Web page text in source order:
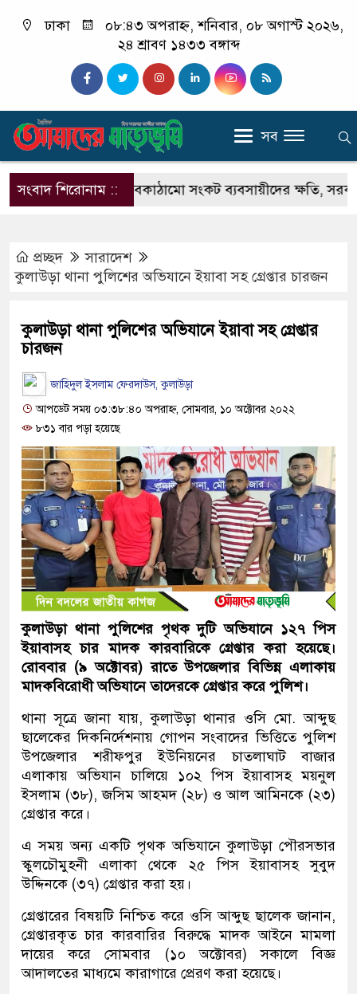
ঢাকা
০৮:৪৩ অপরাহ্ন, শনিবার, ০৮ অগাস্ট ২০২৬,
২৪ শ্রাবণ ১৪৩৩ বঙ্গাব্দ
সব
সংবাদ শিরোনাম ::
বন্দরে অবকাঠামো সংকট ব্যবসায়ীদের ক্ষতি, সরকারের
প্রচ্ছদ
সারাদেশ
কুলাউড়া থানা পুলিশের অভিযানে ইয়াবা সহ গ্রেপ্তার চারজন
কুলাউড়া থানা পুলিশের অভিযানে ইয়াবা সহ গ্রেপ্তার
চারজন
জাহিদুল ইসলাম ফেরদাউস, কুলাউড়া
আপডেট সময় ০৩:৩৮:৪০ অপরাহ্ন, সোমবার, ১০ অক্টোবর ২০২২
৮৩১ বার পড়া হয়েছে
কুলাউড়া থানা পুলিশের পৃথক দুটি অভিযানে ১২৭ পিস
ইয়াবাসহ চার মাদক কারবারিকে গ্রেপ্তার করা হয়েছে।
রোববার (৯ অক্টোবর) রাতে উপজেলার বিভিন্ন এলাকায়
মাদকবিরোধী অভিযানে তাদেরকে গ্রেপ্তার করে পুলিশ।
থানা সূত্রে জানা যায়, কুলাউড়া থানার ওসি মো. আব্দুছ
ছালেকের দিকনির্দেশনায় গোপন সংবাদের ভিত্তিতে পুলিশ
উপজেলার শরীফপুর ইউনিয়নের চাতলাঘাট বাজার
এলাকায় অভিযান চালিয়ে ১০২ পিস ইয়াবাসহ ময়নুল
ইসলাম (৩৮), জসিম আহমদ (২৮) ও আল আমিনকে (২৩)
গ্রেপ্তার করে।
এ সময় অন্য একটি পৃথক অভিযানে কুলাউড়া পৌরসভার
স্কুলচৌমুহনী এলাকা থেকে ২৫ পিস ইয়াবাসহ সুবুদ
উদ্দিনকে (৩৭) গ্রেপ্তার করা হয়।
গ্রেপ্তারের বিষয়টি নিশ্চিত করে ওসি আব্দুছ ছালেক জানান,
গ্রেপ্তারকৃত চার কারবারির বিরুদ্ধে মাদক আইনে মামলা
দায়ের করে সোমবার (১০ অক্টোবর) সকালে বিজ্ঞ
আদালতের মাধ্যমে কারাগারে প্রেরণ করা হয়েছে।